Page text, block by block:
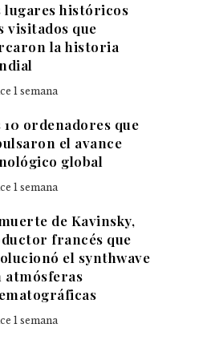
lugares históricos
visitados que
la historia
1 semana
10 ordenadores que
el avance
global
1 semana
de Kavinsky,
francés que
el synthwave
atmósferas
1 semana